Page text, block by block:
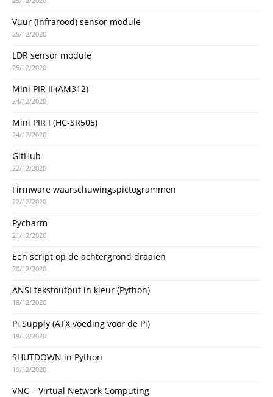
Vuur (Infrarood) sensor module
25/12/2020
LDR sensor module
25/12/2020
Mini PIR II (AM312)
24/12/2020
Mini PIR I (HC-SR505)
24/12/2020
GitHub
22/12/2020
Firmware waarschuwingspictogrammen
22/12/2020
Pycharm
21/12/2020
Een script op de achtergrond draaien
20/12/2020
ANSI tekstoutput in kleur (Python)
19/12/2020
Pi Supply (ATX voeding voor de Pi)
19/12/2020
SHUTDOWN in Python
19/12/2020
VNC – Virtual Network Computing